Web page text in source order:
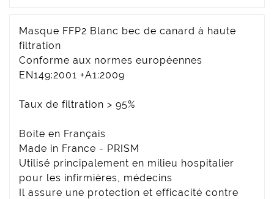
Masque FFP2 Blanc bec de canard à haute
filtration
Conforme aux normes européennes
EN149:2001 +A1:2009
Taux de filtration > 95%
Boite en Français
Made in France - PRISM
Utilisé principalement en milieu hospitalier
pour les infirmières, médecins
Il assure une protection et efficacité contre